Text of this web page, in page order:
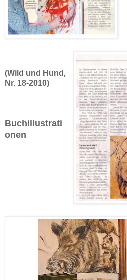
(Wild und Hund,
Nr. 18-2010)
Buchillustrati
onen